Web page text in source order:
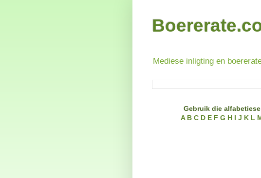
Mediese inligting en
Gebruik die
A B C D E F G H I J K L